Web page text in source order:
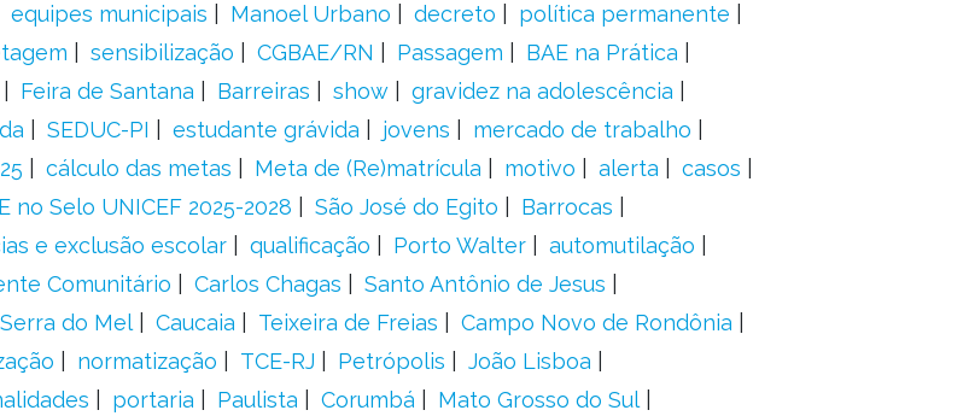
equipes municipais Manoel Urbano decreto
política permanente
sensibilização CGBAE/RN Passagem
BAE na Prática
Feira de Santana Barreiras show
gravidez na adolescência
SEDUC-PI estudante grávida jovens
mercado de trabalho
cálculo das metas Meta de (Re)matrícula motivo alerta
casos
no Selo UNICEF 2025-2028 São José do Egito
Barrocas
e exclusão escolar qualificação Porto Walter
automutilação
Comunitário Carlos Chagas
Santo Antônio de Jesus
Serra do Mel Caucaia Teixeira de Freias
Campo Novo de Rondônia
normatização TCE-RJ Petrópolis
João Lisboa
portaria Paulista Corumbá
Mato Grosso do Sul